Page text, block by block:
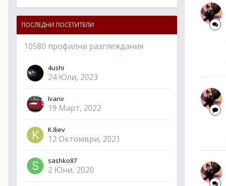
ПОСЛЕДНИ ПОСЕТИТЕЛИ
10580 профилни разглеждания
4ushi
24 Юли, 2023
Ivanv
19 Март, 2022
K.Iliev
12 Октомври, 2021
sashko87
2 Юни, 2020